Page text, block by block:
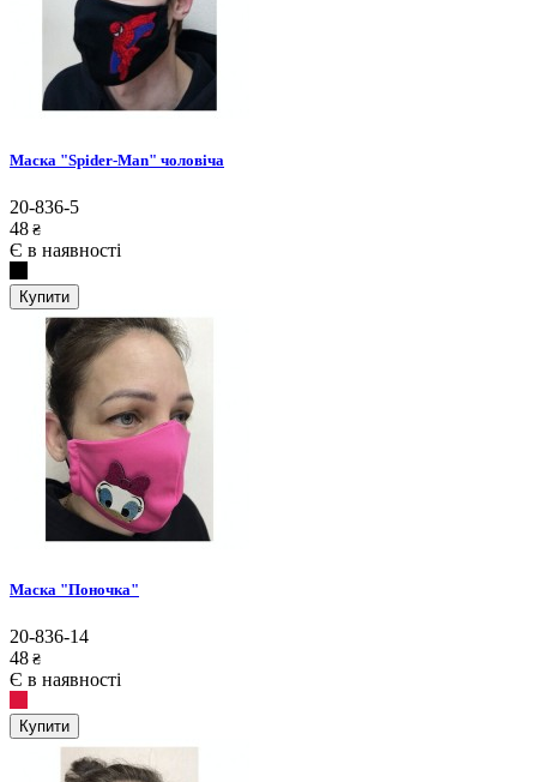
Маска "Spider-Man" чоловіча
20-836-5
48 ₴
Є в наявності
Купити
Маска "Поночка"
20-836-14
48 ₴
Є в наявності
Купити